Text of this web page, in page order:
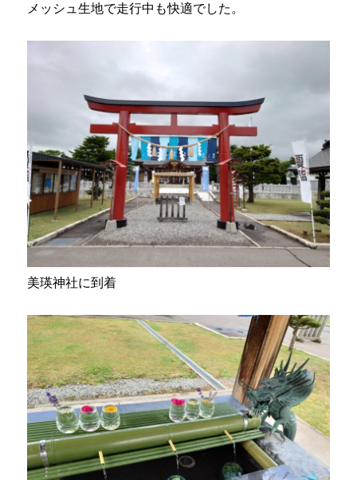
メッシュ生地で走行中も快適でした。
美瑛神社に到着